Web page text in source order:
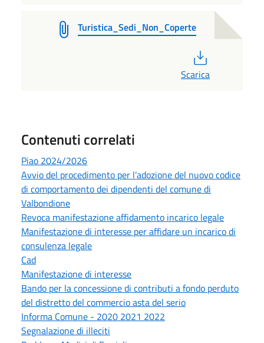
Turistica_Sedi_Non_Coperte
Scarica
Contenuti correlati
Piao 2024/2026
Avvio del procedimento per l’adozione del nuovo codice
di comportamento dei dipendenti del comune di
Valbondione
Revoca manifestazione affidamento incarico legale
Manifestazione di interesse per affidare un incarico di
consulenza legale
Cad
Manifestazione di interesse
Bando per la concessione di contributi a fondo perduto
del distretto del commercio asta del serio
Informa Comune - 2020 2021 2022
Segnalazione di illeciti